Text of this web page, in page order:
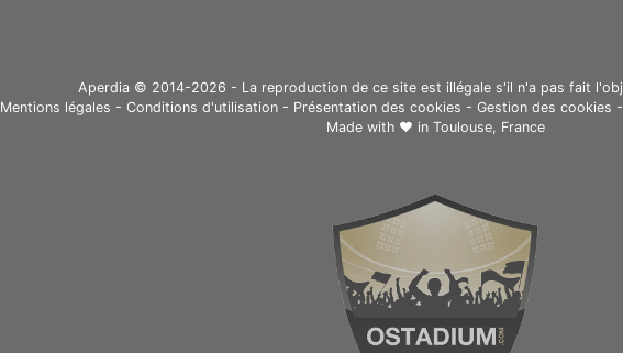
Aperdia © 2014-2026 - La reproduction de ce site est illégale s'il n'a pas fait
Mentions légales - Conditions d'utilisation - Présentation des cookies - Gestion des cookies -
Made with ❤ in Toulouse, France